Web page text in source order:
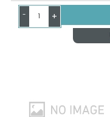
- +